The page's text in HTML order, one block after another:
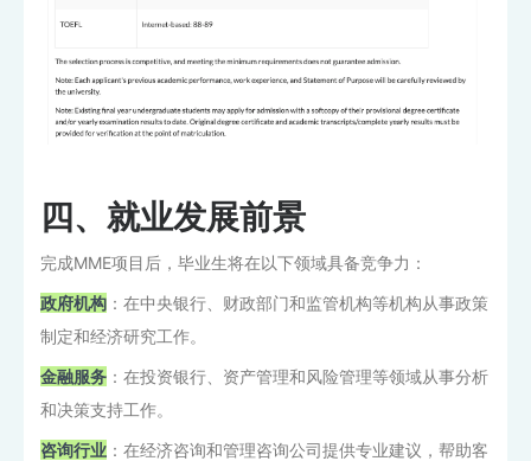
四、就业发展前景
完成MME项目后，毕业生将在以下领域具备竞争力：
政府机构 ：在中央银行、财政部门和监管机构等机构从事政策
制定和经济研究工作。
金融服务 ：在投资银行、资产管理和风险管理等领域从事分析
和决策支持工作。
咨询行业 ：在经济咨询和管理咨询公司提供专业建议，帮助客